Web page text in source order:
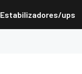
Estabilizadores/ups